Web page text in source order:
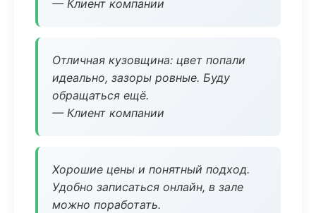
— Клиент компании
Отличная кузовщина: цвет попали
идеально, зазоры ровные. Буду
обращаться ещё.
— Клиент компании
Хорошие цены и понятный подход.
Удобно записаться онлайн, в зале
можно поработать.